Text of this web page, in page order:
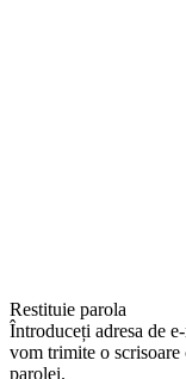
Restituie parola
Întroduceți adresa de
vom trimite o scrisoare
parolei.